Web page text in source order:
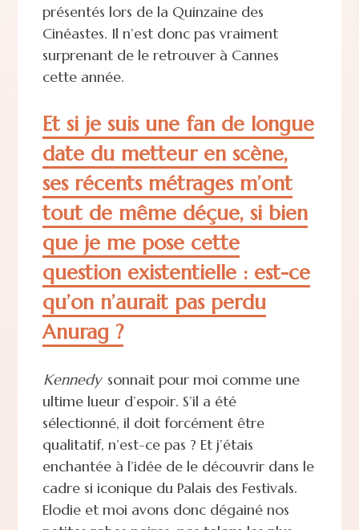
présentés lors de la Quinzaine des
Cinéastes. Il n’est donc pas vraiment
surprenant de le retrouver à Cannes
cette année.
Et si je suis une fan de longue
date du metteur en scène,
ses récents métrages m’ont
tout de même déçue, si bien
que je me pose cette
question existentielle : est-ce
qu’on n’aurait pas perdu
Anurag ?
Kennedy sonnait pour moi comme une
ultime lueur d’espoir. S’il a été
sélectionné, il doit forcément être
qualitatif, n’est-ce pas ? Et j’étais
enchantée à l’idée de le découvrir dans le
cadre si iconique du Palais des Festivals.
Elodie et moi avons donc dégainé nos